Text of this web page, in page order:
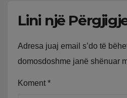
Lini një
Adresa juaj email s’do të
domosdoshme janë shënuar
Koment *